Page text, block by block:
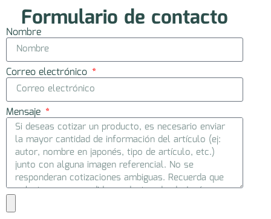
Formulario de contacto
Nombre
Correo electrónico
Mensaje